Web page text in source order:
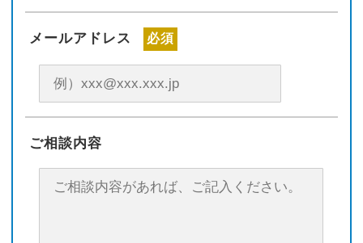
メールアドレス 必須
ご相談内容